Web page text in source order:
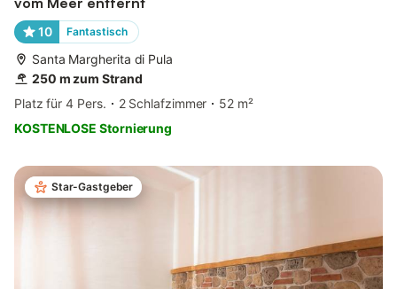
10 Fantastisch
Santa Margherita di Pula
250 m zum Strand
Platz für 4 Pers.
2 Schlafzimmer
52 m²
KOSTENLOSE Stornierung
Star-Gastgeber